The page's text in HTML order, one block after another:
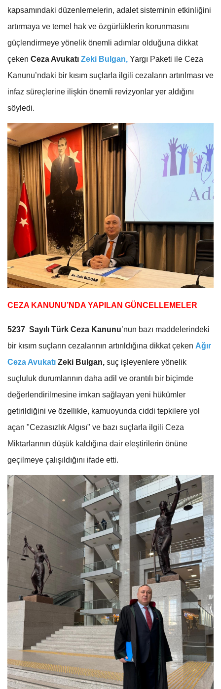
kapsamındaki düzenlemelerin, adalet sisteminin etkinliğini
artırmaya ve temel hak ve özgürlüklerin korunmasını
güçlendirmeye yönelik önemli adımlar olduğuna dikkat
çeken Ceza Avukatı Zeki Bulgan, Yargı Paketi ile Ceza
Kanunu’ndaki bir kısım suçlarla ilgili cezaların artırılması ve
infaz süreçlerine ilişkin önemli revizyonlar yer aldığını
söyledi.
CEZA KANUNU’NDA YAPILAN GÜNCELLEMELER
5237 Sayılı Türk Ceza Kanunu’nun bazı maddelerindeki
bir kısım suçların cezalarının artırıldığına dikkat çeken Ağır
Ceza Avukatı Zeki Bulgan, suç işleyenlere yönelik
suçluluk durumlarının daha adil ve orantılı bir biçimde
değerlendirilmesine imkan sağlayan yeni hükümler
getirildiğini ve özellikle, kamuoyunda ciddi tepkilere yol
açan "Cezasızlık Algısı" ve bazı suçlarla ilgili Ceza
Miktarlarının düşük kaldığına dair eleştirilerin önüne
geçilmeye çalışıldığını ifade etti.